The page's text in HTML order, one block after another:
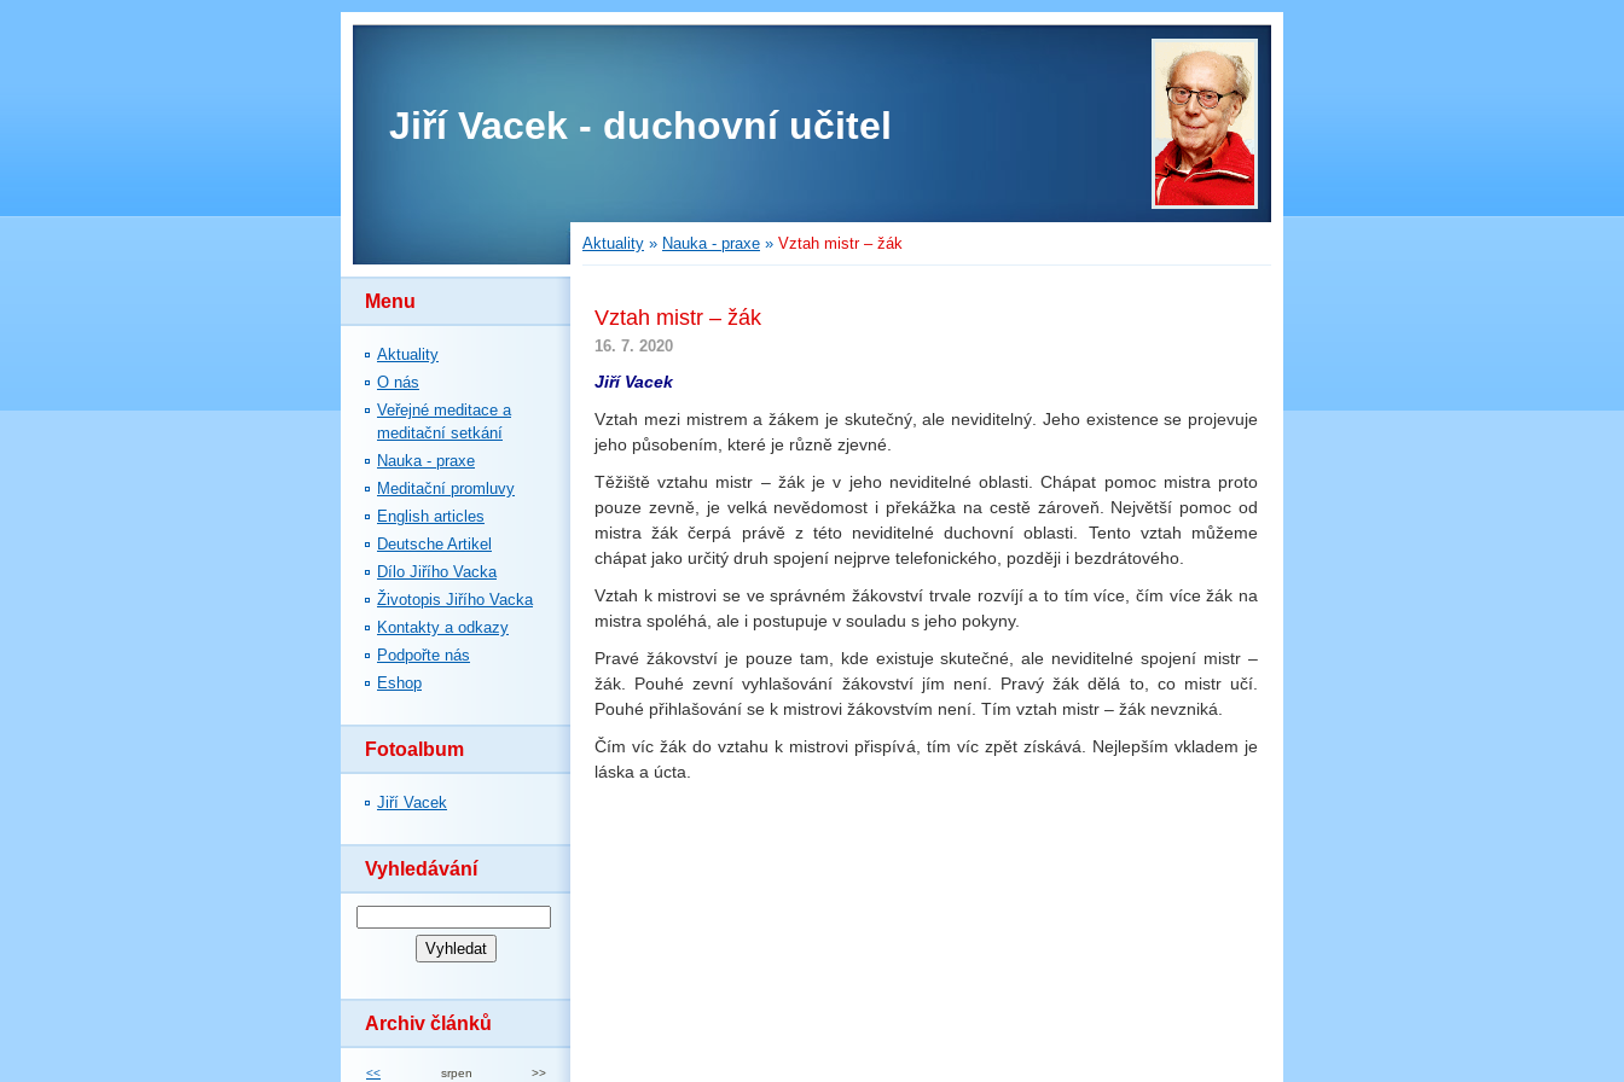
Jiří Vacek - duchovní učitel
Menu
Aktuality
O nás
Veřejné meditace a
meditační setkání
Nauka - praxe
Meditační promluvy
English articles
Deutsche Artikel
Dílo Jiřího Vacka
Životopis Jiřího Vacka
Kontakty a odkazy
Podpořte nás
Eshop
Fotoalbum
Jiří Vacek
Vyhledávání
Archiv článků
<< srpen >>
Aktuality » Nauka - praxe » Vztah mistr – žák
Vztah mistr – žák
16. 7. 2020
Jiří Vacek
Vztah mezi mistrem a žákem je skutečný, ale neviditelný. Jeho existence se projevuje
jeho působením, které je různě zjevné.
Těžiště vztahu mistr – žák je v jeho neviditelné oblasti. Chápat pomoc mistra proto
pouze zevně, je velká nevědomost i překážka na cestě zároveň. Největší pomoc od
mistra žák čerpá právě z této neviditelné duchovní oblasti. Tento vztah můžeme
chápat jako určitý druh spojení nejprve telefonického, později i bezdrátového.
Vztah k mistrovi se ve správném žákovství trvale rozvíjí a to tím více, čím více žák na
mistra spoléhá, ale i postupuje v souladu s jeho pokyny.
Pravé žákovství je pouze tam, kde existuje skutečné, ale neviditelné spojení mistr –
žák. Pouhé zevní vyhlašování žákovství jím není. Pravý žák dělá to, co mistr učí.
Pouhé přihlašování se k mistrovi žákovstvím není. Tím vztah mistr – žák nevzniká.
Čím víc žák do vztahu k mistrovi přispívá, tím víc zpět získává. Nejlepším vkladem je
láska a úcta.